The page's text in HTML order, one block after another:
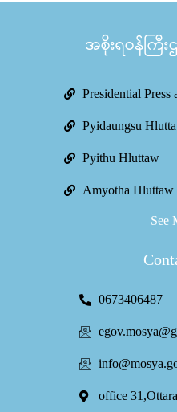
အစိုးရဝန်ကြီး
Presidential
Pyidaungsu
Pyithu Hluttaw
Amyotha Hluttaw
See
0673406487
office